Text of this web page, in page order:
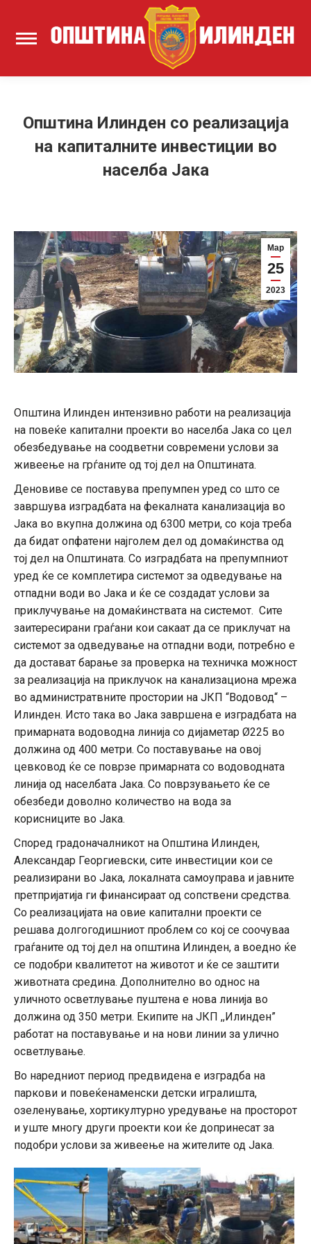
Општина Илинден со реализација
на капиталните инвестиции во
населба Јака
Мар
25
2023
Општина Илинден интензивно работи на реализација
на повеќе капитални проекти во населба Јака со цел
обезбедување на соодветни современи услови за
живеење на грѓаните од тој дел на Општината.
Деновиве се поставува препумпен уред со што се
завршува изградбата на фекалната канализација во
Јака во вкупна должина од 6300 метри, со која треба
да бидат опфатени најголем дел од домаќинства од
тој дел на Општината. Со изградбата на препумпниот
уред ќе се комплетира системот за одведување на
отпадни води во Јака и ќе се создадат услови за
приклучување на домаќинствата на системот. Сите
заитересирани граѓани кои сакаат да се приклучат на
системот за одведување на отпадни води, потребно е
да достават барање за проверка на техничка можност
за реализација на приклучок на канализациона мрежа
во администратвните простории на ЈКП “Водовод“ –
Илинден. Исто така во Јака завршена е изградбата на
примарната водоводна линија со дијаметар Ø225 во
должина од 400 метри. Со поставување на овој
цевковод ќе се поврзе примарната со водоводната
линија од населбата Јака. Со поврзувањето ќе се
обезбеди доволно количество на вода за
корисниците во Јака.
Според градоначалникот на Општина Илинден,
Александар Георгиевски, сите инвестиции кои се
реализирани во Јака, локалната самоуправа и јавните
претпријатија ги финансираат од сопствени средства.
Со реализацијата на овие капитални проекти се
решава долгогодишниот проблем со кој се соочуваа
граѓаните од тој дел на општина Илинден, а воедно ќе
се подобри квалитетот на животот и ќе се заштити
животната средина. Дополнително во однос на
уличното осветлување пуштена е нова линија во
должина од 350 метри. Екипите на ЈКП ,,Илинден”
работат на поставување и на нови линии за улично
осветлување.
Во наредниот период предвидена е изградба на
паркови и повеќенаменски детски игралишта,
озеленување, хортикултурно уредување на просторот
и уште многу други проекти кои ќе допринесат за
подобри услови за живеење на жителите од Јака.